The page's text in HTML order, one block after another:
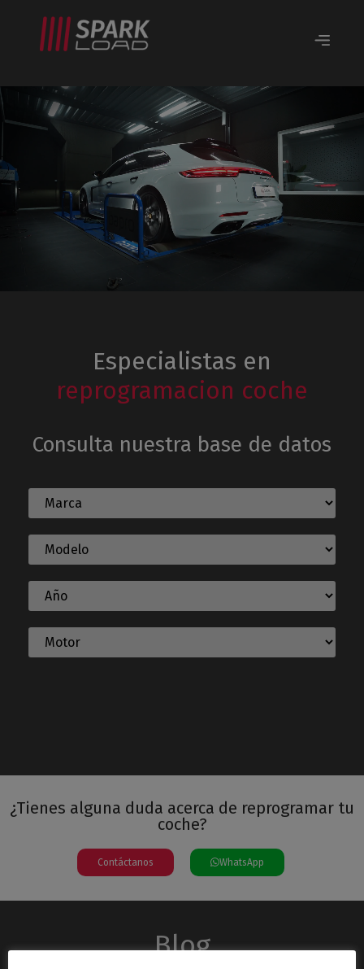
Especialistas en
reprogramacion coche
Consulta nuestra base de datos
¿Tienes alguna duda acerca de reprogramar tu
coche?
Contáctanos WhatsApp
Blog